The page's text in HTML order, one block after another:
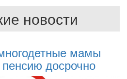
новости
мамы
досрочно